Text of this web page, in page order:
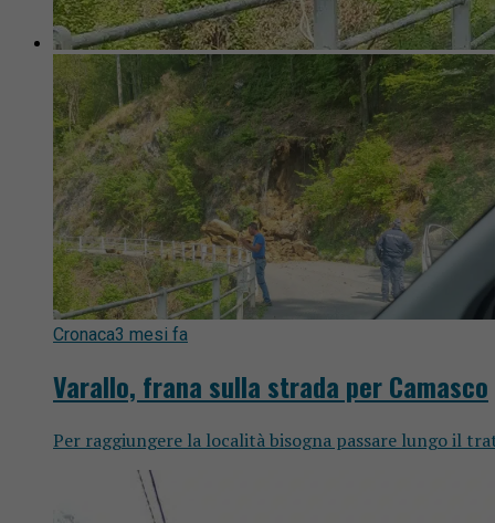
Cronaca3 mesi fa
Varallo, frana sulla strada per Camasco
Per raggiungere la località bisogna passare lungo il